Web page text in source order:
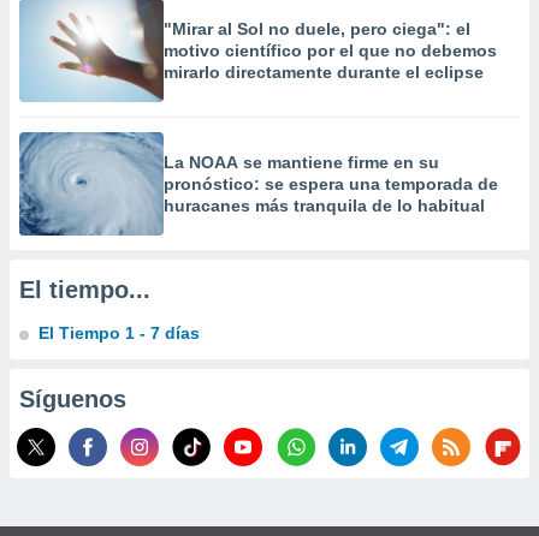
crear un
contenido
medir el
la
el
del
o a través
de
uso de
con el
"Mirar al Sol no duele, pero ciega": el
motivo científico por el que no debemos
mirarlo directamente durante el eclipse
La NOAA se mantiene firme en su
pronóstico: se espera una temporada de
huracanes más tranquila de lo habitual
El tiempo...
El Tiempo 1 - 7 días
Síguenos